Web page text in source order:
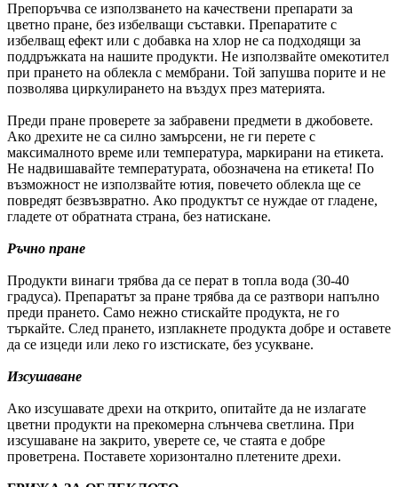
Препоръчва се използването на качествени препарати за
цветно пране, без избелващи съставки. Препаратите с
избелващ ефект или с добавка на хлор не са подходящи за
поддръжката на нашите продукти. Не използвайте омекотител
при прането на облекла с мембрани. Той запушва порите и не
позволява циркулирането на въздух през материята.
Преди пране проверете за забравени предмети в джобовете.
Ако дрехите не са силно замърсени, не ги перете с
максималното време или температура, маркирани на етикета.
Не надвишавайте температурата, обозначена на етикета! По
възможност не използвайте ютия, повечето облекла ще се
повредят безвъзвратно. Ако продуктът се нуждае от гладене,
гладете от обратната страна, без натискане.
Ръчно пране
Продукти винаги трябва да се перат в топла вода (30-40
градуса). Препаратът за пране трябва да се разтвори напълно
преди прането. Само нежно стискайте продукта, не го
търкайте. След прането, изплакнете продукта добре и оставете
да се изцеди или леко го изстискате, без усукване.
Изсушаване
Ако изсушавате дрехи на открито, опитайте да не излагате
цветни продукти на прекомерна слънчева светлина. При
изсушаване на закрито, уверете се, че стаята е добре
проветрена. Поставете хоризонтално плетените дрехи.